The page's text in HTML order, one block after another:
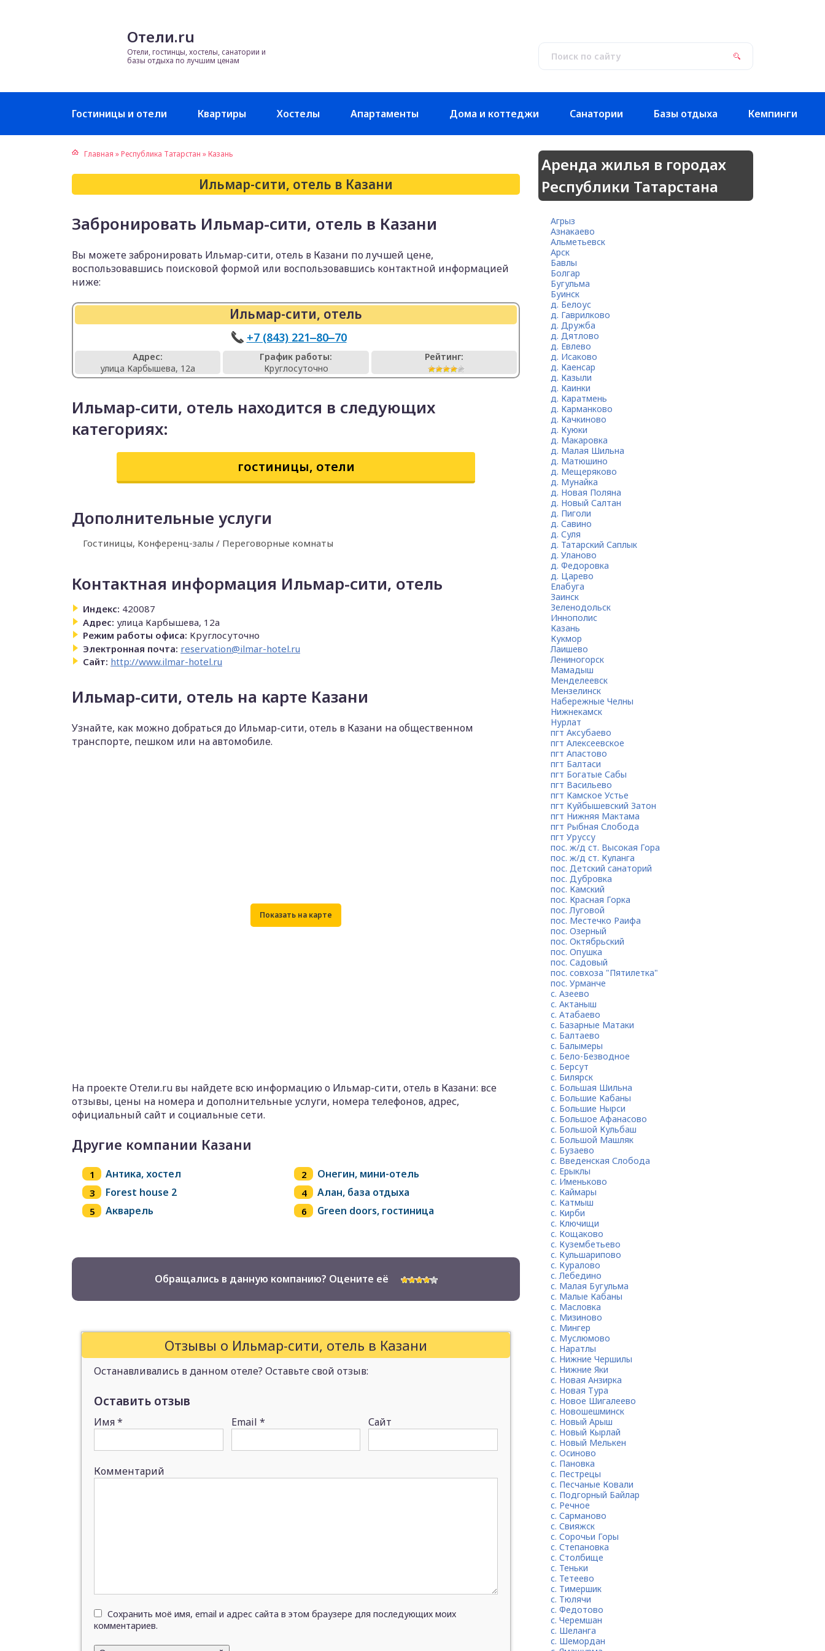
Отели.ru
Отели, гостинцы, хостелы, санатории и
базы отдыха по лучшим ценам
Гостиницы и отели Квартиры Хостелы Апартаменты Дома и коттеджи Санатории Базы отдыха Кемпинги
Главная »Республика Татарстан »Казань
Ильмар-сити, отель в Казани
Забронировать Ильмар-сити, отель в Казани
Вы можете забронировать Ильмар-сити, отель в Казани по лучшей цене,
воспользовавшись поисковой формой или воспользовавшись контактной информацией
ниже:
Ильмар-сити, отель
+7 (843) 221‒80‒70
Адрес:
улица Карбышева, 12а
График работы:
Круглосуточно
Рейтинг:
Ильмар-сити, отель находится в следующих
категориях:
гостиницы, отели
Дополнительные услуги
Гостиницы, Конференц-залы / Переговорные комнаты
Контактная информация Ильмар-сити, отель
Индекс: 420087
Адрес: улица Карбышева, 12а
Режим работы офиса: Круглосуточно
Электронная почта: reservation@ilmar-hotel.ru
Сайт: http://www.ilmar-hotel.ru
Ильмар-сити, отель на карте Казани
Узнайте, как можно добраться до Ильмар-сити, отель в Казани на общественном
транспорте, пешком или на автомобиле.
На проекте Отели.ru вы найдете всю информацию о Ильмар-сити, отель в Казани: все
отзывы, цены на номера и дополнительные услуги, номера телефонов, адрес,
официальный сайт и социальные сети.
Другие компании Казани
Антика, хостел
Онегин, мини-отель
Forest house 2
Алан, база отдыха
Акварель
Green doors, гостиница
Обращались в данную компанию? Оцените её
Отзывы о Ильмар-сити, отель в Казани
Останавливались в данном отеле? Оставьте свой отзыв:
Оставить отзыв
Имя* Email * Сайт
Комментарий
Сохранить моё имя, email и адрес сайта в этом браузере для последующих моих
комментариев.
Аренда жилья в городах
Республики Татарстана
Агрыз
Азнакаево
Альметьевск
Арск
Бавлы
Болгар
Бугульма
Буинск
д. Белоус
д. Гаврилково
д. Дружба
д. Дятлово
д. Евлево
д. Исаково
д. Каенсар
д. Казыли
д. Каинки
д. Каратмень
д. Карманково
д. Качкиново
д. Куюки
д. Макаровка
д. Малая Шильна
д. Матюшино
д. Мещеряково
д. Мунайка
д. Новая Поляна
д. Новый Салтан
д. Пиголи
д. Савино
д. Суля
д. Татарский Саплык
д. Уланово
д. Федоровка
д. Царево
Елабуга
Заинск
Зеленодольск
Иннополис
Казань
Кукмор
Лаишево
Лениногорск
Мамадыш
Менделеевск
Мензелинск
Набережные Челны
Нижнекамск
Нурлат
пгт Аксубаево
пгт Алексеевское
пгт Апастово
пгт Балтаси
пгт Богатые Сабы
пгт Васильево
пгт Камское Устье
пгт Куйбышевский Затон
пгт Нижняя Мактама
пгт Рыбная Слобода
пгт Уруссу
пос. ж/д ст. Высокая Гора
пос. ж/д ст. Куланга
пос. Детский санаторий
пос. Дубровка
пос. Камский
пос. Красная Горка
пос. Луговой
пос. Местечко Раифа
пос. Озерный
пос. Октябрьский
пос. Опушка
пос. Садовый
пос. совхоза "Пятилетка"
пос. Урманче
с. Азеево
с. Актаныш
с. Атабаево
с. Базарные Матаки
с. Балтаево
с. Балымеры
с. Бело-Безводное
с. Берсут
с. Билярск
с. Большая Шильна
с. Большие Кабаны
с. Большие Нырси
с. Большое Афанасово
с. Большой Кульбаш
с. Большой Машляк
с. Бузаево
с. Введенская Слобода
с. Ерыклы
с. Именьково
с. Каймары
с. Катмыш
с. Кирби
с. Ключищи
с. Кощаково
с. Кузембетьево
с. Кульшарипово
с. Куралово
с. Лебедино
с. Малая Бугульма
с. Малые Кабаны
с. Масловка
с. Мизиново
с. Мингер
с. Муслюмово
с. Наратлы
с. Нижние Чершилы
с. Нижние Яки
с. Новая Анзирка
с. Новая Тура
с. Новое Шигалеево
с. Новошешминск
с. Новый Арыш
с. Новый Кырлай
с. Новый Мелькен
с. Осиново
с. Пановка
с. Пестрецы
с. Песчаные Ковали
с. Подгорный Байлар
с. Речное
с. Сарманово
с. Свияжск
с. Сорочьи Горы
с. Степановка
с. Столбище
с. Теньки
с. Тетеево
с. Тимершик
с. Тюлячи
с. Федотово
с. Черемшан
с. Шеланга
с. Шемордан